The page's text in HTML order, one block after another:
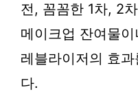
전, 꼼꼼한 1차, 2
메이크업 잔여물
레블라이저의 효
다.